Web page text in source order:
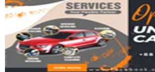
রেশন-ত/লবের দাবিতে নোয়াপাড়া চা বাগানে
তেলিয়াপাড়ায় মুক্তিযুদ্ধের স্মৃতিস্তম্ভ...
‘কবিতা হলো বিবেকের উচ্চারণ’